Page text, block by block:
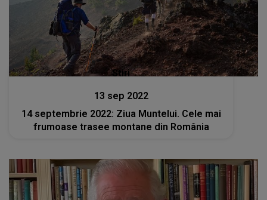
Stiri
13 sep 2022
14 septembrie 2022: Ziua Muntelui. Cele mai
frumoase trasee montane din România